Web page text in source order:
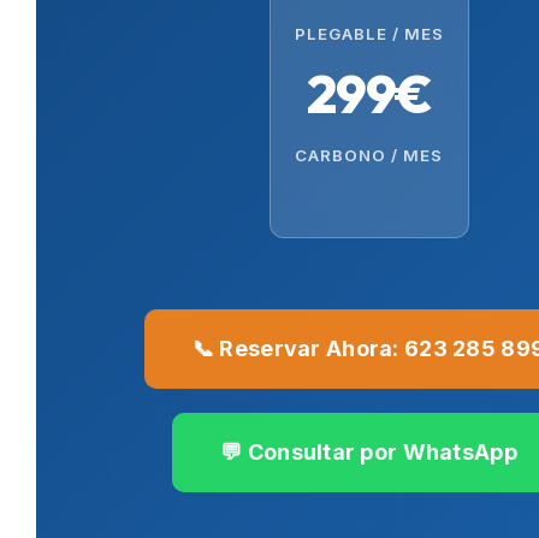
PLEGABLE / MES
299€
CARBONO / MES
📞 Reservar Ahora: 623 285
💬 Consultar por WhatsApp